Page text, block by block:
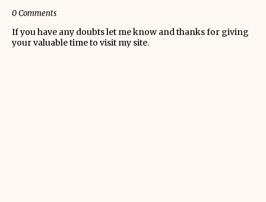
0 Comments
If you have any doubts let me know and thanks for giving
your valuable time to visit my site.